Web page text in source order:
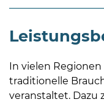
08
Uhr
und
In vielen
traditionelle
veranstaltet. Dazu